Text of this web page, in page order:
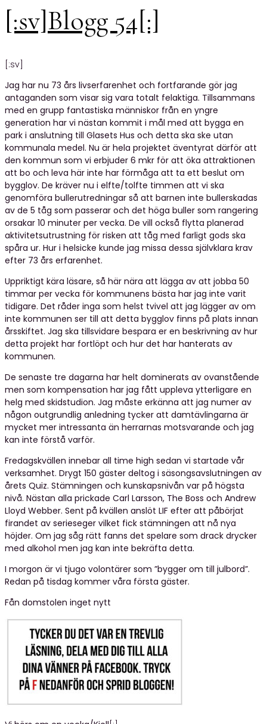
[:sv]Blogg 54[:]
[:sv]
Jag har nu 73 års livserfarenhet och fortfarande gör jag
antaganden som visar sig vara totalt felaktiga. Tillsammans
med en grupp fantastiska människor från en yngre
generation har vi nästan kommit i mål med att bygga en
park i anslutning till Glasets Hus och detta ska ske utan
kommunala medel. Nu är hela projektet äventyrat därför att
den kommun som vi erbjuder 6 mkr för att öka attraktionen
att bo och leva här inte har förmåga att ta ett beslut om
bygglov. De kräver nu i elfte/tolfte timmen att vi ska
genomföra bullerutredningar så att barnen inte bullerskadas
av de 5 tåg som passerar och det höga buller som rangering
orsakar 10 minuter per vecka. De vill också flytta planerad
aktivitetsutrustning för risken att tåg med farligt gods ska
spåra ur. Hur i helsicke kunde jag missa dessa självklara krav
efter 73 års erfarenhet.
Uppriktigt kära läsare, så här nära att lägga av att jobba 50
timmar per vecka för kommunens bästa har jag inte varit
tidigare. Det råder inga som helst tvivel att jag lägger av om
inte kommunen ser till att detta bygglov finns på plats innan
årsskiftet. Jag ska tillsvidare bespara er en beskrivning av hur
detta projekt har fortlöpt och hur det har hanterats av
kommunen.
De senaste tre dagarna har helt dominerats av ovanstående
men som kompensation har jag fått uppleva ytterligare en
helg med skidstudion. Jag måste erkänna att jag numer av
någon outgrundlig anledning tycker att damtävlingarna är
mycket mer intressanta än herrarnas motsvarande och jag
kan inte förstå varför.
Fredagskvällen innebar all time high sedan vi startade vår
verksamhet. Drygt 150 gäster deltog i säsongsavslutningen av
årets Quiz. Stämningen och kunskapsnivån var på högsta
nivå. Nästan alla prickade Carl Larsson, The Boss och Andrew
Lloyd Webber. Sent på kvällen anslöt LIF efter att påbörjat
firandet av serieseger vilket fick stämningen att nå nya
höjder. Om jag såg rätt fanns det spelare som drack drycker
med alkohol men jag kan inte bekräfta detta.
I morgon är vi tjugo volontärer som ”bygger om till julbord”.
Redan på tisdag kommer våra första gäster.
Fån domstolen inget nytt